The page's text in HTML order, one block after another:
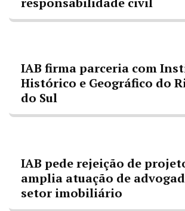
IAB firma parceria com
Histórico e Geográfico do
do Sul
IAB pede rejeição de
amplia atuação de
setor imobiliário